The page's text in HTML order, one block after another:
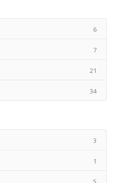
6
7
21
34
3
1